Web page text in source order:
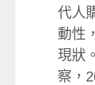
代人
動性
現狀
察，